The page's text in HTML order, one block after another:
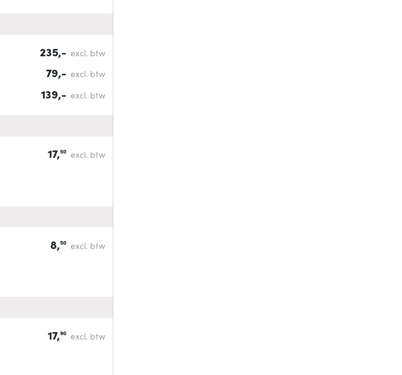
235,- excl. btw
79,- excl. btw
139,- excl. btw
17,50 excl. btw
8,50 excl. btw
17,90 excl. btw